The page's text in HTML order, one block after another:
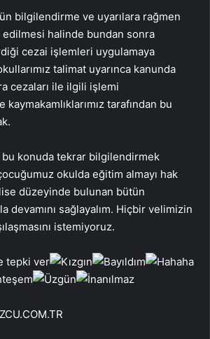
bilgilendirme ve uyarılara rağmen
edilmesi halinde bundan sonra
cezai işlemleri uygulamaya
talimat uyarınca kanunda
cezaları ile ilgili işlemi
tarafından bu
konuda tekrar bilgilendirmek
okulda eğitim almayı hak
düzeyinde bulunan bütün
devamını sağlayalım. Hiçbir velimizin
istemiyoruz.
tepki ver